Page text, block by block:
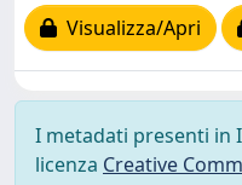
Visualizza/Apri
I metadati presenti in
licenza Creative